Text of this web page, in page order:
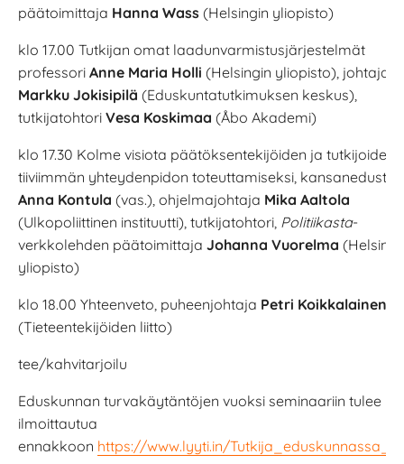
päätoimittaja Hanna Wass (Helsingin yliopisto)
klo 17.00 Tutkijan omat laadunvarmistusjärjestelmät
professori Anne Maria Holli (Helsingin yliopisto), johtaja
Markku Jokisipilä (Eduskuntatutkimuksen keskus),
tutkijatohtori Vesa Koskimaa (Åbo Akademi)
klo 17.30 Kolme visiota päätöksentekijöiden ja tutkijoiden
tiiviimmän yhteydenpidon toteuttamiseksi,
Anna Kontula (vas.), ohjelmajohtaja Mika Aaltola
(Ulkopoliittinen instituutti), tutkijatohtori, Politiikasta-
verkkolehden päätoimittaja Johanna Vuorelma
yliopisto)
klo 18.00 Yhteenveto, puheenjohtaja Petri Koikkalainen
(Tieteentekijöiden liitto)
tee/kahvitarjoilu
Eduskunnan turvakäytäntöjen vuoksi seminaariin tulee
ilmoittautua
ennakkoon https://www.lyyti.in/